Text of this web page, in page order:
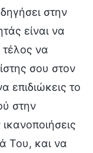
στην
είναι να
τέλος να
σου στον
επιδιώκεις το
στην
Του, και να